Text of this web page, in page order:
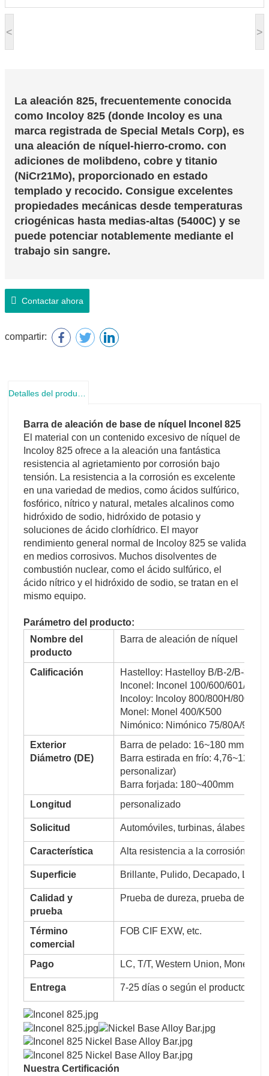
< >
La aleación 825, frecuentemente conocida
como Incoloy 825 (donde Incoloy es una
marca registrada de Special Metals Corp), es
una aleación de níquel-hierro-cromo. con
adiciones de molibdeno, cobre y titanio
(NiCr21Mo), proporcionado en estado
templado y recocido. Consigue excelentes
propiedades mecánicas desde temperaturas
criogénicas hasta medias-altas (5400C) y se
puede potenciar notablemente mediante el
trabajo sin sangre.
Contactar ahora
compartir:
Barra de aleación de base de níquel Inconel 825
El material con un contenido excesivo de níquel de
Incoloy 825 ofrece a la aleación una fantástica
resistencia al agrietamiento por corrosión bajo
tensión. La resistencia a la corrosión es excelente
en una variedad de medios, como ácidos sulfúrico,
fosfórico, nítrico y natural, metales alcalinos como
hidróxido de sodio, hidróxido de potasio y
soluciones de ácido clorhídrico. El mayor
rendimiento general normal de Incoloy 825 se valida
en medios corrosivos. Muchos disolventes de
combustión nuclear, como el ácido sulfúrico, el
ácido nítrico y el hidróxido de sodio, se tratan en el
mismo equipo.
Parámetro del producto:
Nombre del
producto
Barra de aleación de níquel
Calificación
Hastelloy: Hastelloy B/B-2/B-3/
Inconel: Inconel 100/600/601/
Incoloy: Incoloy 800/800H/800HT/
Monel: Monel 400/K500
Nimónico: Nimónico 75/80A/90;
Exterior
Diámetro (DE)
Barra de pelado: 16~180 mm
Barra estirada en frío: 4,76~120
personalizar)
Barra forjada: 180~400mm
Longitud
personalizado
Solicitud Automóviles, turbinas, álabes,
Característica Alta resistencia a la corrosión,
Superficie Brillante, Pulido, Decapado,
Calidad y
prueba
Prueba de dureza, prueba de
Término
comercial
FOB CIF EXW, etc.
Pago LC, T/T, Western Union,
Entrega 7-25 días o según el producto
Nuestra Certificación